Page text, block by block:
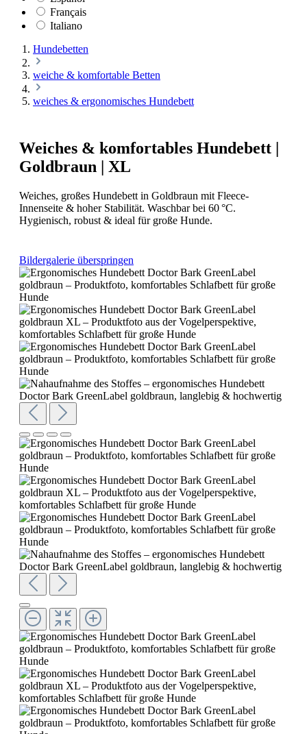
Français
Italiano
Hundebetten
weiche & komfortable Betten
weiches & ergonomisches Hundebett
Weiches & komfortables Hundebett |
Goldbraun | XL
Weiches, großes Hundebett in Goldbraun mit Fleece-
Innenseite & hoher Stabilität. Waschbar bei 60 °C.
Hygienisch, robust & ideal für große Hunde.
Bildergalerie überspringen